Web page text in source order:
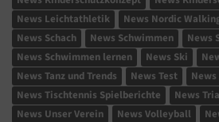
News Leichtathletik
News Nordic
News Schach
News Schwimmen
News
News Schwimmen lernen
News Ski
News Tanz und Trends
News Test
News Tischtennis Spielberichte
News
News Unser Verein
News Volleyball